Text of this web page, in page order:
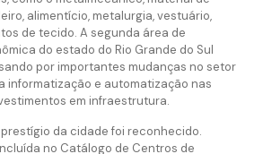
alimentício, metalurgia, vestuário,
de tecido. A segunda área de
do estado do Rio Grande do Sul
por importantes mudanças no setor
informatização e automatização nas
em infraestrutura.
da cidade foi reconhecido.
no Catálogo de Centros de